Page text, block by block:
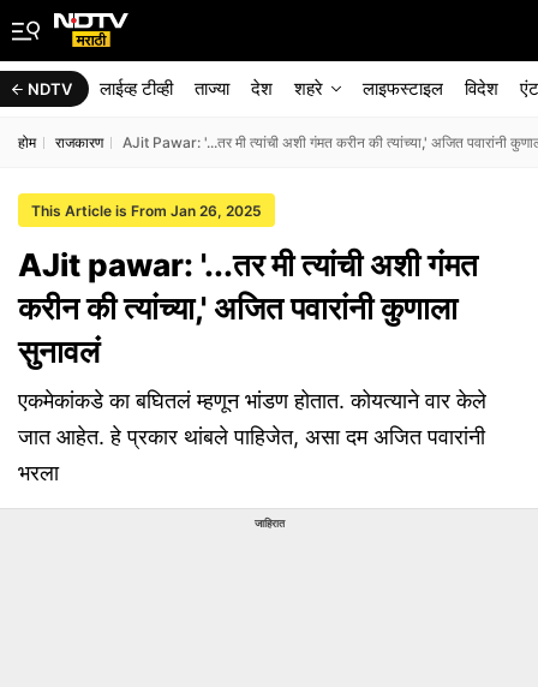
NDTV लाईव्ह टीव्ही ताज्या देश शहरे लाइफस्टाइल विदेश
होम राजकारण AJit Pawar: '...तर मी त्यांची अशी गंमत करीन की त्यांच्या,' अजित पवारांनी
This Article is From Jan 26, 2025
AJit pawar: '...तर मी त्यांची अशी गंमत
करीन की त्यांच्या,' अजित पवारांनी कुणाला
सुनावलं
एकमेकांकडे का बघितलं म्हणून भांडण होतात. कोयत्याने वार केले
जात आहेत. हे प्रकार थांबले पाहिजेत, असा दम अजित पवारांनी
भरला
जाहिरात